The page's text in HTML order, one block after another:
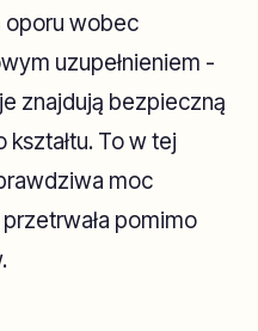
oporu wobec
uzupełnieniem -
znajdują bezpieczną
To w tej
moc
pomimo